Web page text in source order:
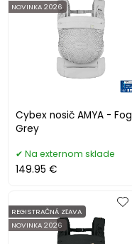
Cybex nosič AMYA - Fog
Grey
NOVINKA 2026
Na externom sklade
149.95 €
REGISTRAČNÁ ZĽAVA
NOVINKA 2026